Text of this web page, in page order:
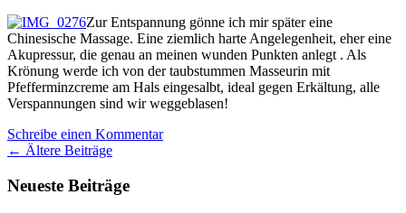
Zur Entspannung gönne ich mir später eine
Chinesische Massage. Eine ziemlich harte Angelegenheit, eher eine
Akupressur, die genau an meinen wunden Punkten anlegt . Als
Krönung werde ich von der taubstummen Masseurin mit
Pfefferminzcreme am Hals eingesalbt, ideal gegen Erkältung, alle
Verspannungen sind wir weggeblasen!
Schreibe einen Kommentar
Beitrags-
Navigation
← Ältere Beiträge
Neueste Beiträge